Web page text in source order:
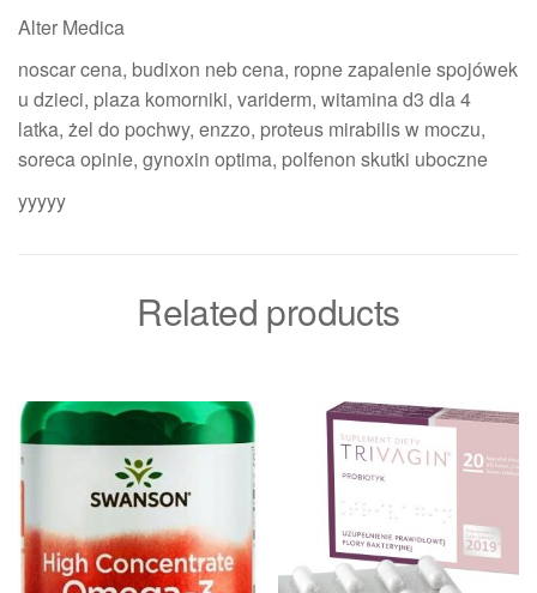
Alter Medica
noscar cena, budixon neb cena, ropne zapalenie spojówek
u dzieci, plaza komorniki, variderm, witamina d3 dla 4
latka, żel do pochwy, enzzo, proteus mirabilis w moczu,
soreca opinie, gynoxin optima, polfenon skutki uboczne
yyyyy
Related products